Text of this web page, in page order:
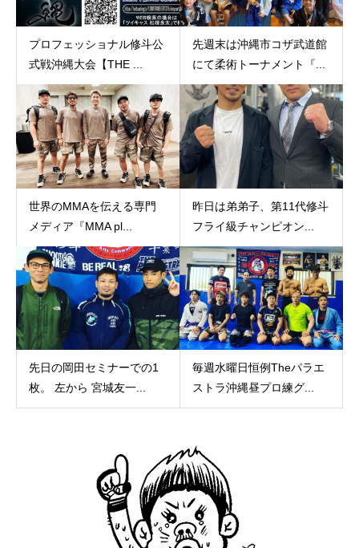
プロフェッショナル修斗公
式戦沖縄大会【THE ...
先週末は沖縄市コザ武道館
にて柔術トーナメント『...
世界のMMAを伝える専門
メディア『MMA pl...
昨日は弟弟子、第11代修斗
フライ級チャンピオン...
先日の岡田セミナーでの1
枚。 左から 宮城友一...
毎週水曜日恒例Theパラエ
ストラ沖縄昼プロ練グ...